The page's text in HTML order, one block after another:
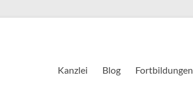
Kanzlei Blog Fortbildungen